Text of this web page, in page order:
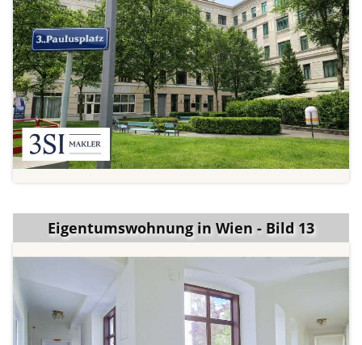
Eigentumswohnung in Wien - Bild 13